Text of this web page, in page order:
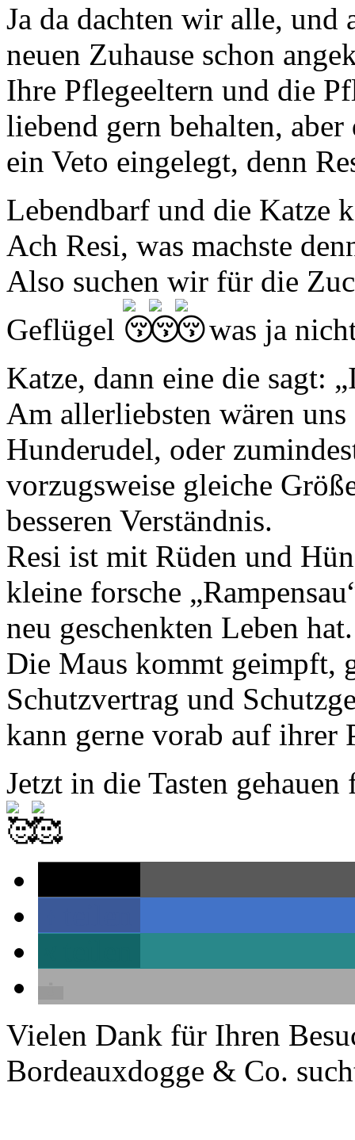
Ja da dachten wir alle, und
neuen Zuhause schon
Ihre Pflegeeltern und die
liebend gern behalten,
ein Veto eingelegt, denn
Lebendbarf und die Katze
Ach Resi, was machste
Also suchen wir für die
Geflügel
was ja
Katze, dann eine die sagt:
Am allerliebsten wären
Hunderudel, oder
vorzugsweise gleiche
besseren Verständnis.
Resi ist mit Rüden und
kleine forsche
neu geschenkten Leben hat.
Die Maus kommt geimpft,
Schutzvertrag und
kann gerne vorab auf ihrer
Jetzt in die Tasten
Vielen Dank für Ihren
Bordeauxdogge & Co.